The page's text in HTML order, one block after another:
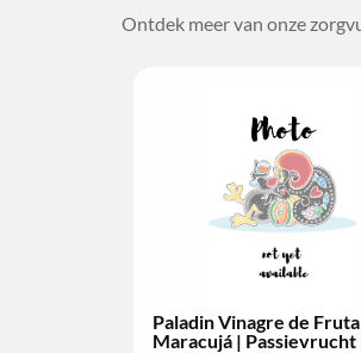
Ontdek meer van onze
Vinagre de Fruta –
Vermelhos | Rood Fruit
Paladin
Ribatejo